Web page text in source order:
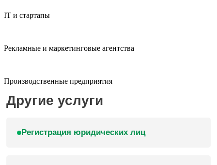
IT и стартапы
Рекламные и маркетинговые агентства
Производственные предприятия
Другие услуги
Регистрация юридических лиц